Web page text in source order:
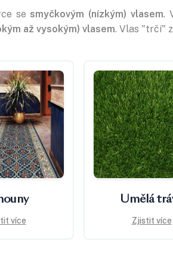
se smyčkovým (nízkým) vlasem.
až vysokým) vlasem. Vlas "trčí"
více
Umělá
Zjistit více